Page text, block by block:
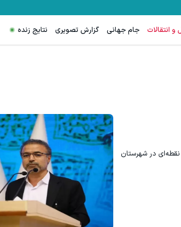
و انتقالات جام جهانی گزارش تصویری نتایج زنده
در شهرستان